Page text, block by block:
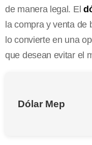
de manera legal. El
la compra y venta de
lo convierte en una
que desean evitar el
Dólar Mep